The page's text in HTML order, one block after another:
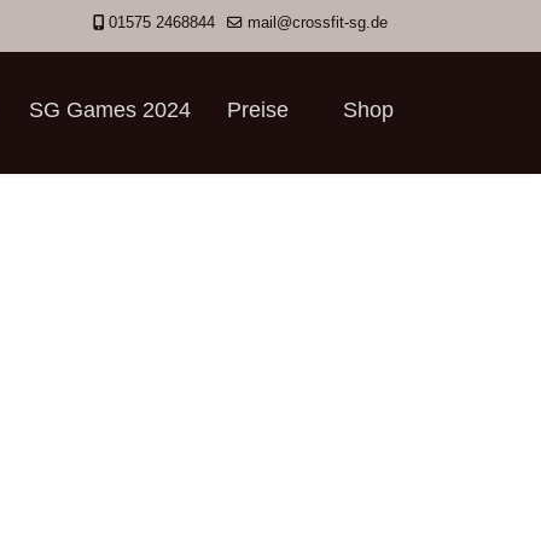
01575 2468844 mail@crossfit-sg.de
SG Games 2024 Preise Shop